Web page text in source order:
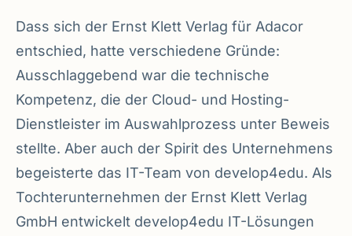
Dass sich der Ernst Klett Verlag für Adacor
entschied, hatte verschiedene Gründe:
Ausschlaggebend war die technische
Kompetenz, die der Cloud- und Hosting-
Dienstleister im Auswahlprozess unter Beweis
stellte. Aber auch der Spirit des Unternehmens
begeisterte das IT-Team von develop4edu. Als
Tochterunternehmen der Ernst Klett Verlag
GmbH entwickelt develop4edu IT-Lösungen